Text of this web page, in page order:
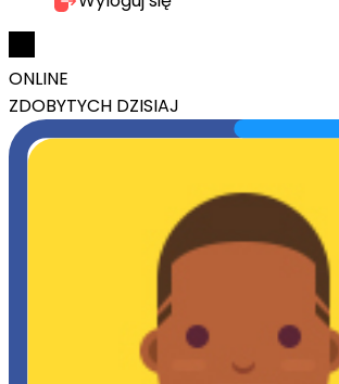
ONLINE
ZDOBYTYCH DZISIAJ